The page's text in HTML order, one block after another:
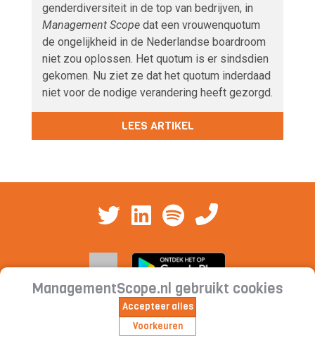
genderdiversiteit in de top van bedrijven, in
Management Scope dat een vrouwenquotum
de ongelijkheid in de Nederlandse boardroom
niet zou oplossen. Het quotum is er sindsdien
gekomen. Nu ziet ze dat het quotum inderdaad
niet voor de nodige verandering heeft gezorgd.
LEES ARTIKEL
Cookieverklaring | Privacyverklaring |
ManagementScope.nl gebruikt cookies
Accepteer alles
Voorkeuren